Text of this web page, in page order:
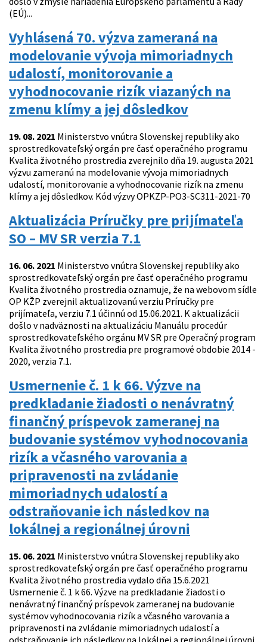
(EÚ)...
Vyhlásená 70. výzva zameraná na
modelovanie vývoja mimoriadnych
udalostí, monitorovanie a
vyhodnocovanie rizík viazaných na
zmenu klímy a jej dôsledkov
19. 08. 2021 Ministerstvo vnútra Slovenskej republiky ako
sprostredkovateľský orgán pre časť operačného programu
Kvalita životného prostredia zverejnilo dňa 19. augusta 2021
výzvu zameranú na modelovanie vývoja mimoriadnych
udalostí, monitorovanie a vyhodnocovanie rizík na zmenu
klímy a jej dôsledkov. Kód výzvy OPKZP-PO3-SC311-2021-70
Aktualizácia Príručky pre prijímateľa
SO – MV SR verzia 7.1
16. 06. 2021 Ministerstvo vnútra Slovenskej republiky ako
sprostredkovateľský orgán pre časť operačného programu
Kvalita životného prostredia oznamuje, že na webovom sídle
OP KŽP zverejnil aktualizovanú verziu Príručky pre
prijímateľa, verziu 7.1 účinnú od 15.06.2021. K aktualizácii
došlo v nadväznosti na aktualizáciu Manuálu procedúr
sprostredkovateľského orgánu MV SR pre Operačný program
Kvalita životného prostredia pre programové obdobie 2014 -
2020, verzia 7.1.
Usmernenie č. 1 k 66. Výzve na
predkladanie žiadosti o nenávratný
finančný príspevok zameranej na
budovanie systémov vyhodnocovania
rizík a včasného varovania a
pripravenosti na zvládanie
mimoriadnych udalostí a
odstraňovanie ich následkov na
lokálnej a regionálnej úrovni
15. 06. 2021 Ministerstvo vnútra Slovenskej republiky ako
sprostredkovateľský orgán pre časť operačného programu
Kvalita životného prostredia vydalo dňa 15.6.2021
Usmernenie č. 1 k 66. Výzve na predkladanie žiadosti o
nenávratný finančný príspevok zameranej na budovanie
systémov vyhodnocovania rizík a včasného varovania a
pripravenosti na zvládanie mimoriadnych udalostí a